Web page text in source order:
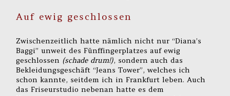
Auf ewig geschlossen
Zwischenzeitlich hatte nämlich nicht nur “Diana’s
Baggi” unweit des Fünffingerplatzes auf ewig
geschlossen (schade drum!), sondern auch das
Bekleidungsgeschäft “Jeans Tower”, welches ich
schon kannte, seitdem ich in Frankfurt leben. Auch
das Friseurstudio nebenan hatte es dem